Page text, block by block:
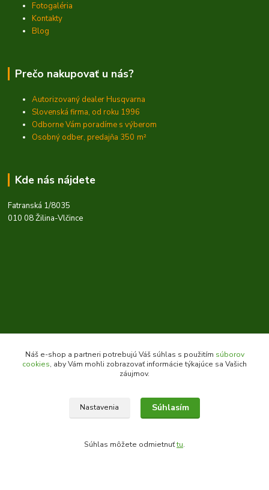
Fotogaléria
Kontakty
Blog
Prečo nakupovať u nás?
Autorizovaný dealer Husqvarna
Slovenská firma, od roku 1996
Odborne Vám poradíme s výberom
Osobný odber, predajňa 350 m²
Kde nás nájdete
Fatranská 1/8035
010 08 Žilina-Vlčince
Kontakty
+421 903 707 668
Náš e-shop a partneri potrebujú Váš súhlas s použitím súborov
cookies, aby Vám mohli zobrazovať informácie týkajúce sa Vašich
záujmov.
Nastavenia Súhlasím
Súhlas môžete odmietnuťtu.